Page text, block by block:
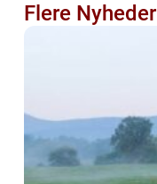
Flere Nyheder